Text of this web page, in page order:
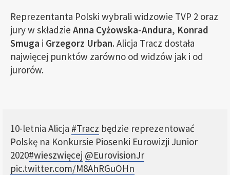
Reprezentanta Polski wybrali widzowie TVP 2 oraz
jury w składzie Anna Cyżowska-Andura, Konrad
Smuga i Grzegorz Urban. Alicja Tracz dostała
najwięcej punktów zarówno od widzów jak i od
jurorów.
10-letnia Alicja #Tracz będzie reprezentować
Polskę na Konkursie Piosenki Eurowizji Junior
2020#wieszwięcej @EurovisionJr
pic.twitter.com/M8AhRGuOHn